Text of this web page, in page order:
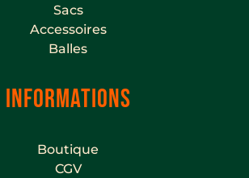
Sacs
Accessoires
Balles
INFORMATIONS
Boutique
CGV